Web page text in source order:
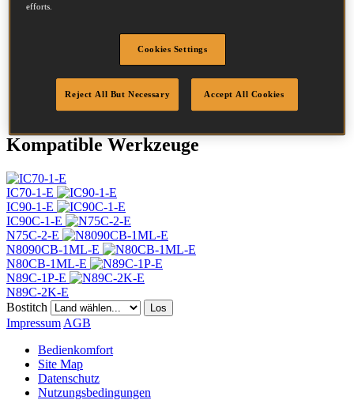
Kopf
Menge/Karton 9900
DOP-EU_25_RPB
Kompatible Werkzeuge
IC70-1-E
IC90-1-E
IC90C-1-E
N75C-2-E
N8090CB-1ML-E
N80CB-1ML-E
N89C-1P-E
N89C-2K-E
Bostitch
Los
Impressum AGB
Bedienkomfort
Site Map
Datenschutz
Nutzungsbedingungen
efforts.
Cookies Settings
Reject All But Necessary Accept All Cookies